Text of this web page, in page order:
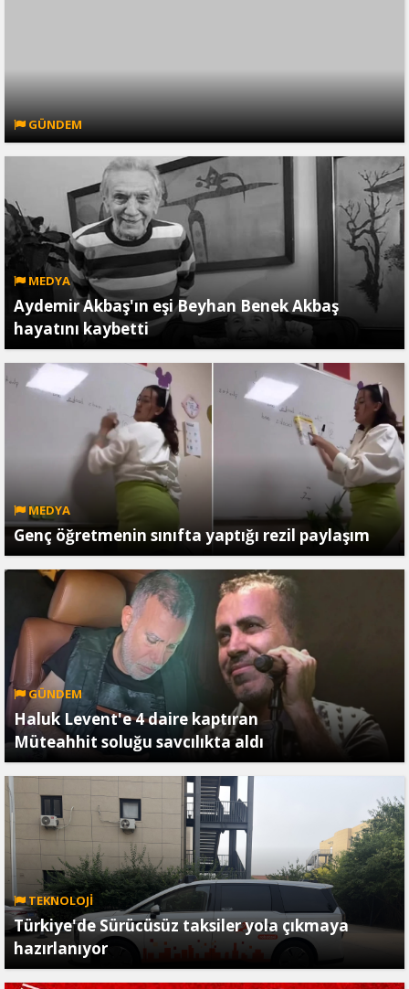
GÜNDEM
MEDYA
Aydemir Akbaş'ın eşi Beyhan Benek Akbaş
hayatını kaybetti
MEDYA
Genç öğretmenin sınıfta yaptığı rezil paylaşım
GÜNDEM
Haluk Levent'e 4 daire kaptıran
Müteahhit soluğu savcılıkta aldı
TEKNOLOJİ
Türkiye'de Sürücüsüz taksiler yola çıkmaya
hazırlanıyor